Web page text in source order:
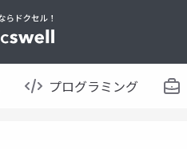
プログラミング